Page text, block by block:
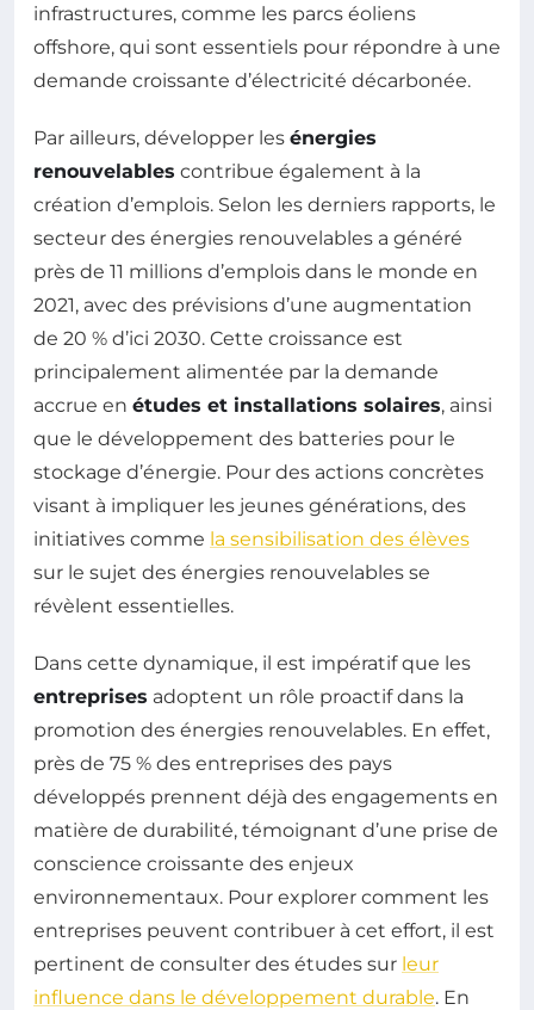
infrastructures, comme les parcs éoliens
offshore, qui sont essentiels pour répondre à une
demande croissante d’électricité décarbonée.
Par ailleurs, développer les énergies
renouvelables contribue également à la
création d’emplois. Selon les derniers rapports, le
secteur des énergies renouvelables a généré
près de 11 millions d’emplois dans le monde en
2021, avec des prévisions d’une augmentation
de 20 % d’ici 2030. Cette croissance est
principalement alimentée par la demande
accrue en études et installations solaires, ainsi
que le développement des batteries pour le
stockage d’énergie. Pour des actions concrètes
visant à impliquer les jeunes générations, des
initiatives comme la sensibilisation des élèves
sur le sujet des énergies renouvelables se
révèlent essentielles.
Dans cette dynamique, il est impératif que les
entreprises adoptent un rôle proactif dans la
promotion des énergies renouvelables. En effet,
près de 75 % des entreprises des pays
développés prennent déjà des engagements en
matière de durabilité, témoignant d’une prise de
conscience croissante des enjeux
environnementaux. Pour explorer comment les
entreprises peuvent contribuer à cet effort, il est
pertinent de consulter des études sur leur
influence dans le développement durable. En